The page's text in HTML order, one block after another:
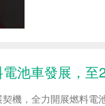
池車發展，
機，全力開展燃料電